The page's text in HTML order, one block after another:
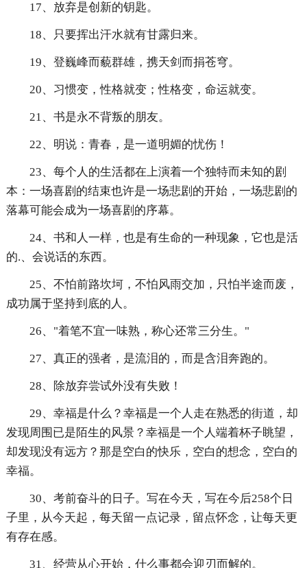
17、放弃是创新的钥匙。
18、只要挥出汗水就有甘露归来。
19、登巍峰而藐群雄，携天剑而捐苍穹。
20、习惯变，性格就变；性格变，命运就变。
21、书是永不背叛的朋友。
22、明说：青春，是一道明媚的忧伤！
23、每个人的生活都在上演着一个独特而未知的剧
本：一场喜剧的结束也许是一场悲剧的开始，一场悲剧的
落幕可能会成为一场喜剧的序幕。
24、书和人一样，也是有生命的一种现象，它也是活
的.、会说话的东西。
25、不怕前路坎坷，不怕风雨交加，只怕半途而废，
成功属于坚持到底的人。
26、"着笔不宜一味熟，称心还常三分生。"
27、真正的强者，是流泪的，而是含泪奔跑的。
28、除放弃尝试外没有失败！
29、幸福是什么？幸福是一个人走在熟悉的街道，却
发现周围已是陌生的风景？幸福是一个人端着杯子眺望，
却发现没有远方？那是空白的快乐，空白的想念，空白的
幸福。
30、考前奋斗的日子。写在今天，写在今后258个日
子里，从今天起，每天留一点记录，留点怀念，让每天更
有存在感。
31、经营从心开始，什么事都会迎刃而解的。